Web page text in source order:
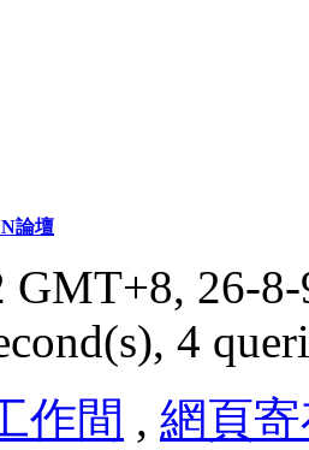
論壇
GMT+8, 26-
4
作間 , 網頁